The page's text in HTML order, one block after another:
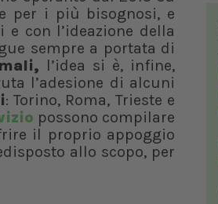
per i più bisognosi, e
con l’ideazione della
sempre a portata di
l’idea si è, infine,
l’adesione di alcuni
: Torino, Roma, Trieste e
possono compilare
il proprio appoggio
allo scopo, per